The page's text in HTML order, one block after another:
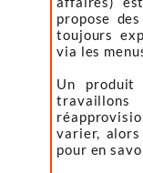
propose
toujours
via les
Un
varier, alors
pour en